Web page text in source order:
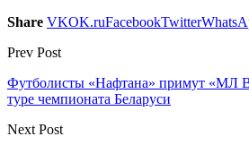
Share VKOK.ruFacebookTwitter
Prev Post
Футболисты «Нафтана» примут «МЛ
туре чемпионата Беларуси
Next Post